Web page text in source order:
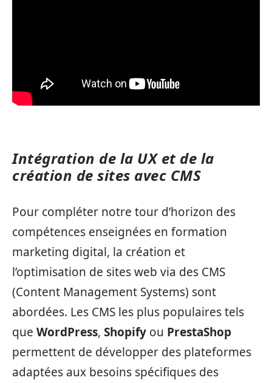
Intégration de la UX et de la
création de sites avec CMS
Pour compléter notre tour d’horizon des
compétences enseignées en formation
marketing digital, la création et
l’optimisation de sites web via des CMS
(Content Management Systems) sont
abordées. Les CMS les plus populaires tels
que WordPress, Shopify ou PrestaShop
permettent de développer des plateformes
adaptées aux besoins spécifiques des